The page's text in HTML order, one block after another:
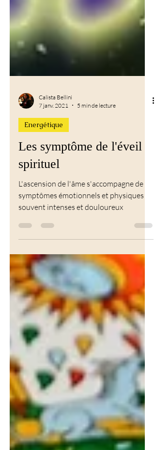
Calista Bellini
7 janv. 2021
Energétique
Les symptôme de l'éveil
spirituel
L'ascension de l'âme s'accompagne de
souvent intenses et douloureux